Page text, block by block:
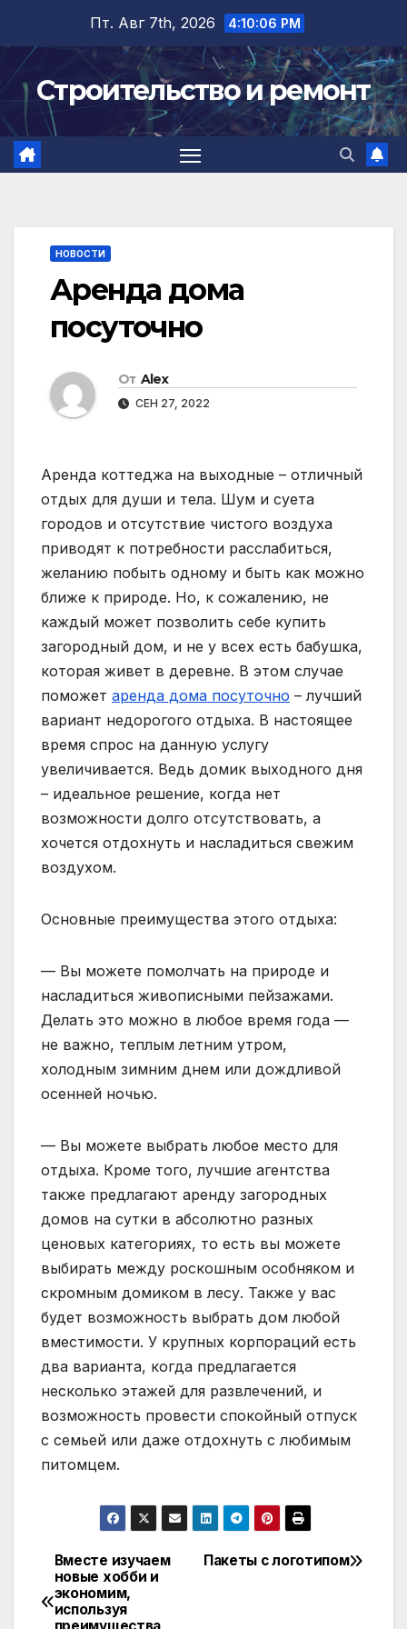
содержимому
Пт. Авг 7th, 2026 4:10:07 PM
Строительство и ремонт
НОВОСТИ
Аренда дома
посуточно
От Alex
СЕН 27, 2022
Аренда коттеджа на выходные – отличный
отдых для души и тела. Шум и суета
городов и отсутствие чистого воздуха
приводят к потребности расслабиться,
желанию побыть одному и быть как можно
ближе к природе. Но, к сожалению, не
каждый может позволить себе купить
загородный дом, и не у всех есть бабушка,
которая живет в деревне. В этом случае
поможет аренда дома посуточно – лучший
вариант недорогого отдыха. В настоящее
время спрос на данную услугу
увеличивается. Ведь домик выходного дня
– идеальное решение, когда нет
возможности долго отсутствовать, а
хочется отдохнуть и насладиться свежим
воздухом.
Основные преимущества этого отдыха:
— Вы можете помолчать на природе и
насладиться живописными пейзажами.
Делать это можно в любое время года —
не важно, теплым летним утром,
холодным зимним днем ​​или дождливой
осенней ночью.
— Вы можете выбрать любое место для
отдыха. Кроме того, лучшие агентства
также предлагают аренду загородных
домов на сутки в абсолютно разных
ценовых категориях, то есть вы можете
выбирать между роскошным особняком и
скромным домиком в лесу. Также у вас
будет возможность выбрать дом любой
вместимости. У крупных корпораций есть
два варианта, когда предлагается
несколько этажей для развлечений, и
возможность провести спокойный отпуск
с семьей или даже отдохнуть с любимым
питомцем.
Навигация
по
Пакеты с логотипом
Вместе изучаем
новые хобби и
экономим,
используя